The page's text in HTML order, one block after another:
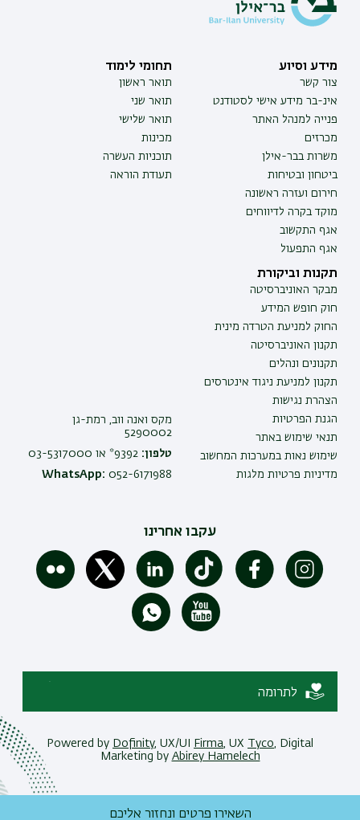
מידע וסיוע
צור קשר
אינ-בר מידע אישי לסטודנט
פנייה למנהל האתר
מכרזים
משרות בבר-אילן
ביטחון ובטיחות
חירום ועזרה ראשונה
מוקד בקרה לדיווחים
אגף התקשוב
אגף התפעול
תחומי לימוד
תואר ראשון
תואר שני
תואר שלישי
מכינות
תוכניות העשרה
תעודת הוראה
תקנות וביקורת
מבקר האוניברסיטה
חוק חופש המידע
החוק למניעת הטרדה מינית
תקנון האוניברסיטה
תקנונים ונהלים
תקנון למניעת ניגוד אינטרסים
הצהרת נגישות
הגנת הפרטיות
תנאי שימוש באתר
שימוש נאות במערכות המחשוב
מדיניות פרטיות מלגות
מקס ואנה ווב, רמת-גן
5290002
טלפון:
WhatsApp: 052-6171988
עקבו אחרינו
לתרומה
Powered by Dofinity, UX/UI Firma , UX Tyco , Digital
Marketing by Abirey Hamelech
השאירו פרטים ונחזור אליכם